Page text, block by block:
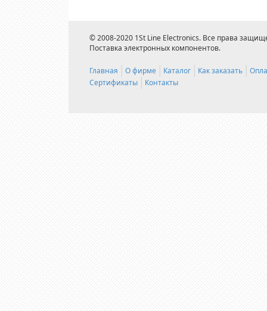
© 2008-2020 1St Line Electronics. Все права
Поставка электронных компонентов.
Главная О фирме Каталог Как заказать
Сертификаты
Контакты